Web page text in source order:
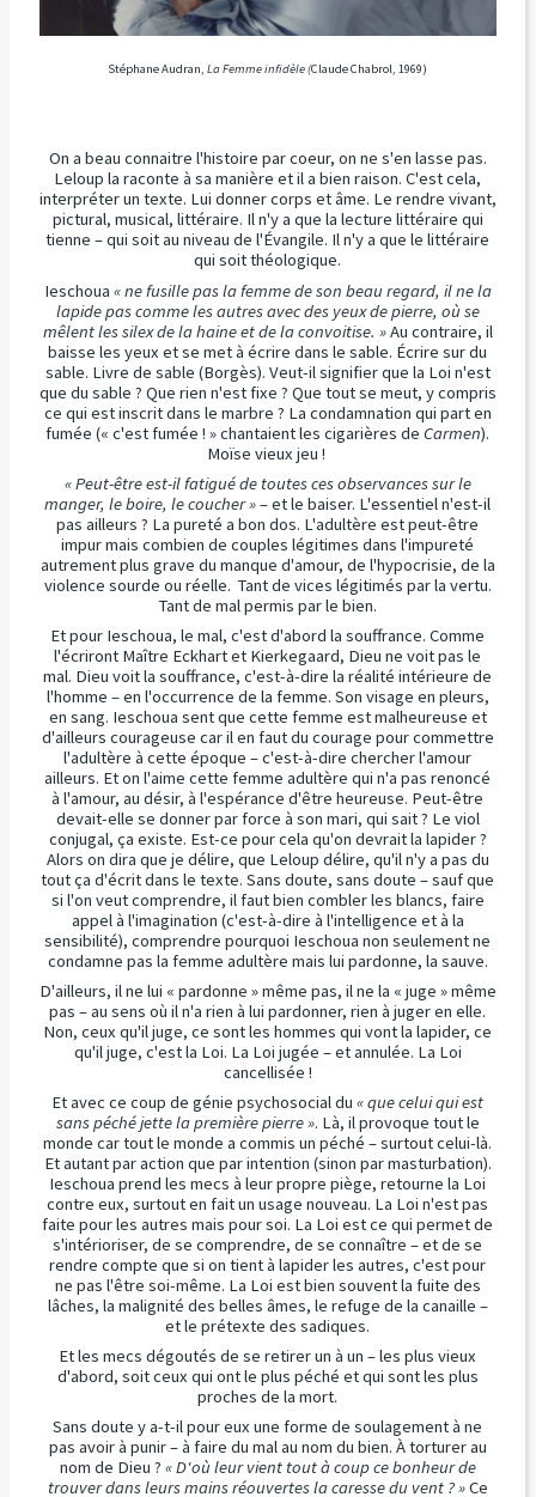
Stéphane Audran,La Femme infidèle (Claude Chabrol, 1969)
On a beau connaitre l'histoire par coeur, on ne s'en lasse pas.
Leloup la raconte à sa manière et il a bien raison. C'est cela,
interpréter un texte. Lui donner corps et âme. Le rendre vivant,
pictural, musical, littéraire. Il n'y a que la lecture littéraire qui
tienne – qui soit au niveau de l'Évangile. Il n'y a que le littéraire
qui soit théologique.
Ieschoua « ne fusille pas la femme de son beau regard, il ne la
lapide pas comme les autres avec des yeux de pierre, où se
mêlent les silex de la haine et de la convoitise. »Au contraire, il
baisse les yeux et se met à écrire dans le sable. Écrire sur du
sable. Livre de sable (Borgès). Veut-il signifier que la Loi n'est
que du sable ? Que rien n'est fixe ? Que tout se meut, y compris
ce qui est inscrit dans le marbre ? La condamnation qui part en
fumée (« c'est fumée ! » chantaient les cigarières deCarmen).
Moïse vieux jeu !
« Peut-être est-il fatigué de toutes ces observances sur le
manger, le boire, le coucher »– et le baiser. L'essentiel n'est-il
pas ailleurs ? La pureté a bon dos. L'adultère est peut-être
impur mais combien de couples légitimes dans l'impureté
autrement plus grave du manque d'amour, de l'hypocrisie, de la
violence sourde ou réelle. Tant de vices légitimés par la vertu.
Tant de mal permis par le bien.
Et pour Ieschoua, le mal, c'est d'abord la souffrance. Comme
l'écriront Maître Eckhart et Kierkegaard, Dieu ne voit pas le
mal. Dieu voit la souffrance, c'est-à-dire la réalité intérieure de
l'homme – en l'occurrence de la femme. Son visage en pleurs,
en sang. Ieschoua sent que cette femme est malheureuse et
d'ailleurs courageuse car il en faut du courage pour commettre
l'adultère à cette époque – c'est-à-dire chercher l'amour
ailleurs. Et on l'aime cette femme adultère qui n'a pas renoncé
à l'amour, au désir, à l'espérance d'être heureuse. Peut-être
devait-elle se donner par force à son mari, qui sait ? Le viol
conjugal, ça existe. Est-ce pour cela qu'on devrait la lapider ?
Alors on dira que je délire, que Leloup délire, qu'il n'y a pas du
tout ça d'écrit dans le texte. Sans doute, sans doute – sauf que
si l'on veut comprendre, il faut bien combler les blancs, faire
appel à l'imagination (c'est-à-dire à l'intelligence et à la
sensibilité), comprendre pourquoi Ieschoua non seulement ne
condamne pas la femme adultère mais lui pardonne, la sauve.
D'ailleurs, il ne lui « pardonne » même pas, il ne la « juge » même
pas – au sens où il n'a rien à lui pardonner, rien à juger en elle.
Non, ceux qu'il juge, ce sont les hommes qui vont la lapider, ce
qu'il juge, c'est la Loi. La Loi jugée – et annulée. La Loi
cancellisée !
Et avec ce coup de génie psychosocial du« que celui qui est
sans péché jette la première pierre ». Là, il provoque tout le
monde car tout le monde a commis un péché – surtout celui-là.
Et autant par action que par intention (sinon par masturbation).
Ieschoua prend les mecs à leur propre piège, retourne la Loi
contre eux, surtout en fait un usage nouveau. La Loi n'est pas
faite pour les autres mais pour soi. La Loi est ce qui permet de
s'intérioriser, de se comprendre, de se connaître – et de se
rendre compte que si on tient à lapider les autres, c'est pour
ne pas l'être soi-même. La Loi est bien souvent la fuite des
lâches, la malignité des belles âmes, le refuge de la canaille –
et le prétexte des sadiques.
Et les mecs dégoutés de se retirer un à un – les plus vieux
d'abord, soit ceux qui ont le plus péché et qui sont les plus
proches de la mort.
Sans doute y a-t-il pour eux une forme de soulagement à ne
pas avoir à punir – à faire du mal au nom du bien. À torturer au
nom de Dieu ? « D'où leur vient tout à coup ce bonheur de
trouver dans leurs mains réouvertes la caresse du vent ? »Ce